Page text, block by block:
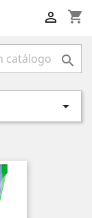
shopping_cart


